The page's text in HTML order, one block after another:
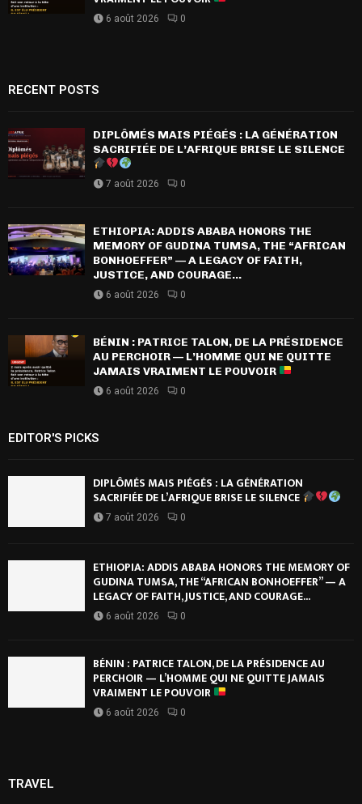
6 août 2026 0
RECENT POSTS
DIPLÔMÉS MAIS PIÉGÉS : LA GÉNÉRATION
SACRIFIÉE DE L’AFRIQUE BRISE LE SILENCE
7 août 2026 0
ETHIOPIA: ADDIS ABABA HONORS THE
MEMORY OF GUDINA TUMSA, THE “AFRICAN
BONHOEFFER” — A LEGACY OF FAITH,
JUSTICE, AND COURAGE...
6 août 2026 0
BÉNIN : PATRICE TALON, DE LA PRÉSIDENCE
AU PERCHOIR — L’HOMME QUI NE QUITTE
JAMAIS VRAIMENT LE POUVOIR
6 août 2026 0
EDITOR'S PICKS
DIPLÔMÉS MAIS PIÉGÉS : LA GÉNÉRATION
SACRIFIÉE DE L’AFRIQUE BRISE LE SILENCE
7 août 2026 0
ETHIOPIA: ADDIS ABABA HONORS THE MEMORY OF
GUDINA TUMSA, THE “AFRICAN BONHOEFFER” — A
LEGACY OF FAITH, JUSTICE, AND COURAGE...
6 août 2026 0
BÉNIN : PATRICE TALON, DE LA PRÉSIDENCE AU
PERCHOIR — L’HOMME QUI NE QUITTE JAMAIS
VRAIMENT LE POUVOIR
6 août 2026 0
TRAVEL